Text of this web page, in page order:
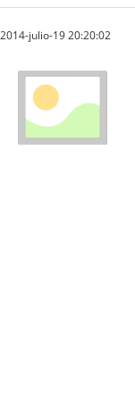
2014-julio-19 20:20:02